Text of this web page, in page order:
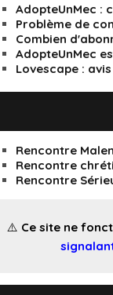
AdopteUnMec :
Problème de
Combien
AdopteUnMec
Lovescape :
Rencontre
Rencontre
Rencontre
⚠️ Ce site ne